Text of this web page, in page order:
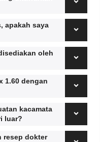
apakah saya
oleh
1.60 dengan
kacamata
luar?
resep dokter